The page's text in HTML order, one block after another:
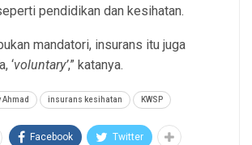
pendidikan dan kesihatan.
mandatori, insurans itu juga
‘voluntary’,” katanya.
Ahmad insurans kesihatan KWSP
Facebook Twitter